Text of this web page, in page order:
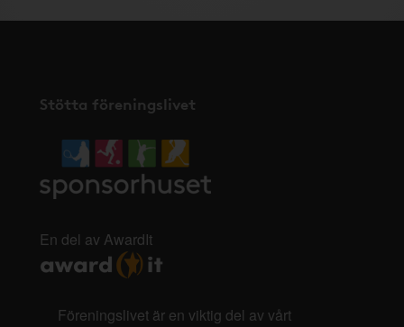
Stötta föreningslivet
En del av AwardIt
Föreningslivet är en viktig del av vårt